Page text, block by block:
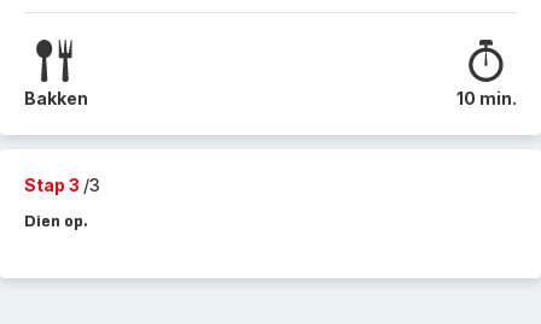
Bakken 10 min.
Stap 3 /3
Dien op.